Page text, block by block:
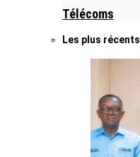
Télécoms
Les plus récents